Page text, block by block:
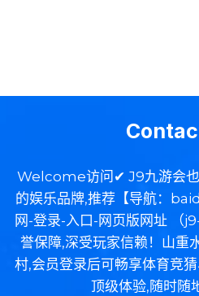
Welcome访问✔ J9九游会也
的娱乐品牌,推荐【导航：
网-登录-入口-网页版网址 （
誉保障,深受玩家信赖！山重
村,会员登录后可畅享体育竞
顶级体验,随时随